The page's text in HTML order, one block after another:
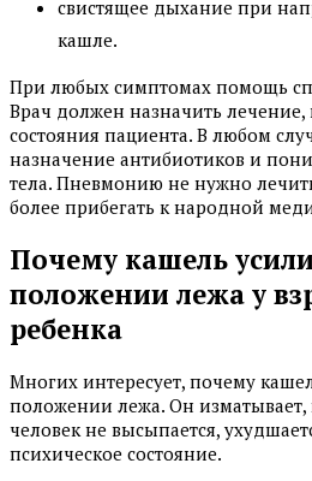
свистящее дыхание при
кашле.
При любых симптомах помощь
Врач должен назначить лечение,
состояния пациента. В любом
назначение антибиотиков и
тела. Пневмонию не нужно
более прибегать к народной
Почему кашель
положении лежа у
ребенка
Многих интересует, почему
положении лежа. Он изматывает,
человек не высыпается,
психическое состояние.